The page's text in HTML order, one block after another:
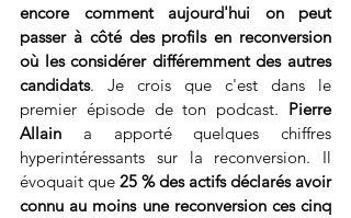
encore comment aujourd'hui on peut
passer à côté des profils en reconversion
où les considérer différemment des autres
candidats. Je crois que c'est dans le
premier épisode de ton podcast. Pierre
Allain a apporté quelques chiffres
hyperintéressants sur la reconversion. Il
évoquait que 25 % des actifs déclarés avoir
connu au moins une reconversion ces cinq